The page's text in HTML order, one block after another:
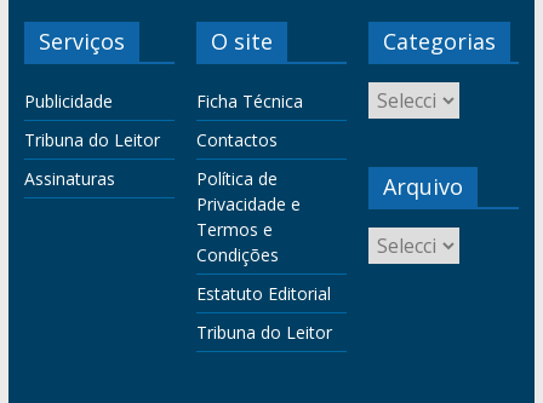
Serviços
Publicidade
Tribuna do Leitor
Assinaturas
O site
Ficha Técnica
Contactos
Política de
Privacidade e
Termos e
Condições
Estatuto Editorial
Tribuna do Leitor
Categorias
Arquivo